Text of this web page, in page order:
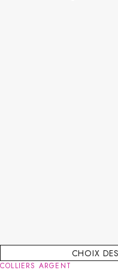
CHOIX
COLLIERS ARGENT